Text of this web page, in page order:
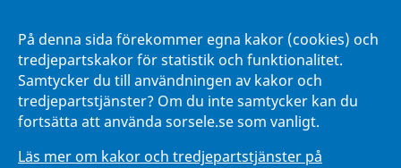
På denna sida förekommer egna kakor (cookies) och
tredjepartskakor för statistik och funktionalitet.
Samtycker du till användningen av kakor och
tredjepartstjänster? Om du inte samtycker kan du
fortsätta att använda sorsele.se som vanligt.
Läs mer om kakor och tredjepartstjänster på
Intranätet Hänna